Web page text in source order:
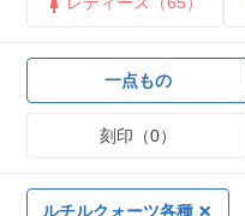
一点もの
刻印（0）
ルチルクォーツ各種